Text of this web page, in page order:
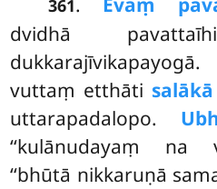
361
dvidhā
vuttaṃ etthāti
uttarapadalopo.
‘‘kulānudayaṃ na
‘‘bhūtā nikkaruṇā